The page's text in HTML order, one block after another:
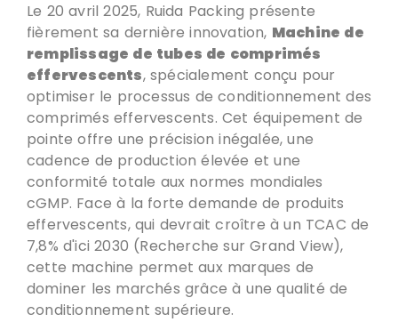
Le 20 avril 2025, Ruida Packing présente
fièrement sa dernière innovation, Machine de
remplissage de tubes de comprimés
effervescents, spécialement conçu pour
optimiser le processus de conditionnement des
comprimés effervescents. Cet équipement de
pointe offre une précision inégalée, une
cadence de production élevée et une
conformité totale aux normes mondiales
cGMP. Face à la forte demande de produits
effervescents, qui devrait croître à un TCAC de
7,8% d'ici 2030 (Recherche sur Grand View),
cette machine permet aux marques de
dominer les marchés grâce à une qualité de
conditionnement supérieure.